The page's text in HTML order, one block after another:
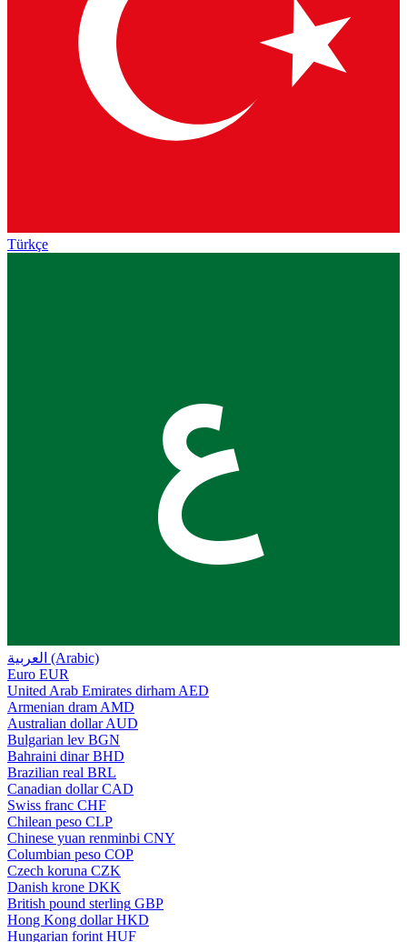
Türkçe
ع
العربية (Arabic)
Euro EUR
United Arab Emirates dirham AED
Armenian dram AMD
Australian dollar AUD
Bulgarian lev BGN
Bahraini dinar BHD
Brazilian real BRL
Canadian dollar CAD
Swiss franc CHF
Chilean peso CLP
Chinese yuan renminbi CNY
Columbian peso COP
Czech koruna CZK
Danish krone DKK
British pound sterling GBP
Hong Kong dollar HKD
Hungarian forint HUF